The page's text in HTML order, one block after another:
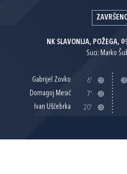
NK SLAVONIJA,
Suci: Marko
Gabrijel Zovko
6'
Domagoj Mesić
7'
Ivan Ušćebrka
20'